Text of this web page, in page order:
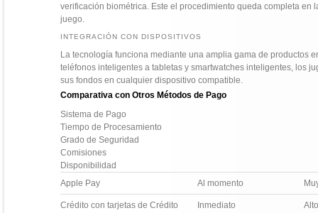
verificación biométrica. Este el procedimiento queda completa
juego.
INTEGRACIÓN CON DISPOSITIVOS
La tecnología funciona mediante una amplia gama de productos
teléfonos inteligentes a tabletas y smartwatches inteligentes, los
sus fondos en cualquier dispositivo compatible.
Comparativa con Otros Métodos de Pago
Sistema de Pago
Tiempo de Procesamiento
Grado de Seguridad
Comisiones
Disponibilidad
Apple Pay
Al momento
Crédito con tarjetas de Crédito Inmediato